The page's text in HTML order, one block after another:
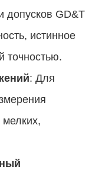
допусков GD&T
истинное
точностью.
: Для